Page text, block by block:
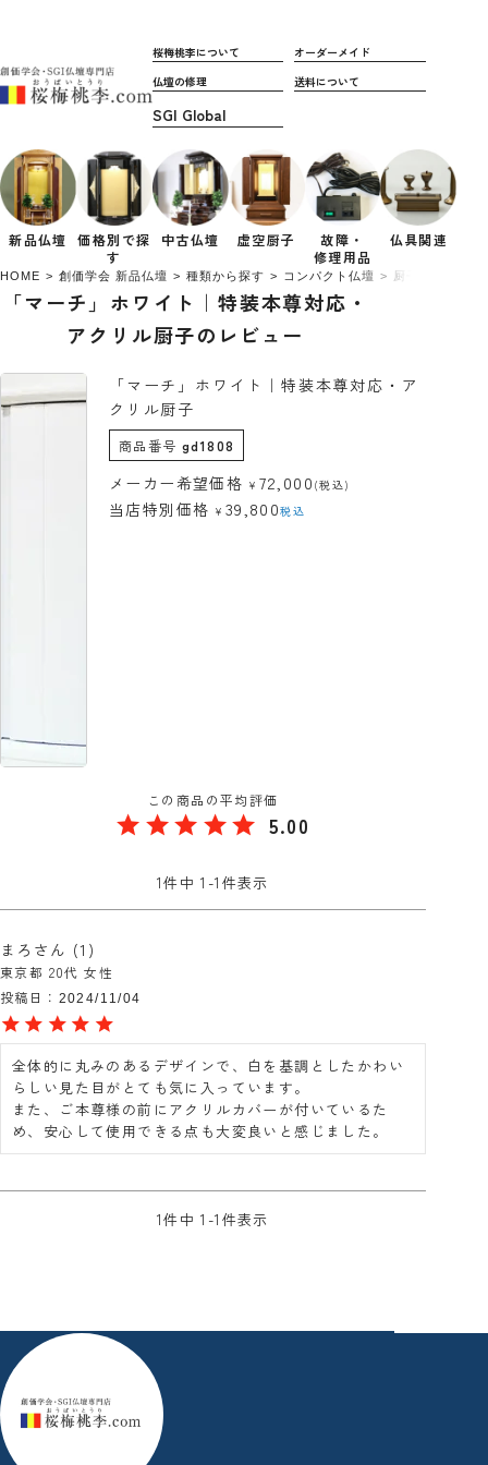
桜梅桃李について
オーダーメイド
仏壇の修理
送料について
新品仏壇 価格別で探
す
中古仏壇 虚空厨子
故障・
修理用品
仏具関連
HOME 創価学会 新品仏壇 種類から探す コンパクト仏壇 厨子カバー付き
「マーチ」ホワイト｜特装本尊対応・
アクリル厨子のレビュー
「マーチ」ホワイト｜特装本尊対応・ア
クリル厨子
商品番号 gd1808
メーカー希望価格 ¥ 72,000 (税込)
当店特別価格 ¥ 39,800税込
5.00
1件中 1 -1 件表示
まろ 1
東京都 20代 女性
投稿日
2024/11/04
全体的に丸みのあるデザインで、白を基調としたかわい
らしい見た目がとても気に入っています。
また、ご本尊様の前にアクリルカバーが付いているた
め、安心して使用できる点も大変良いと感じました。
1件中 1 -1 件表示